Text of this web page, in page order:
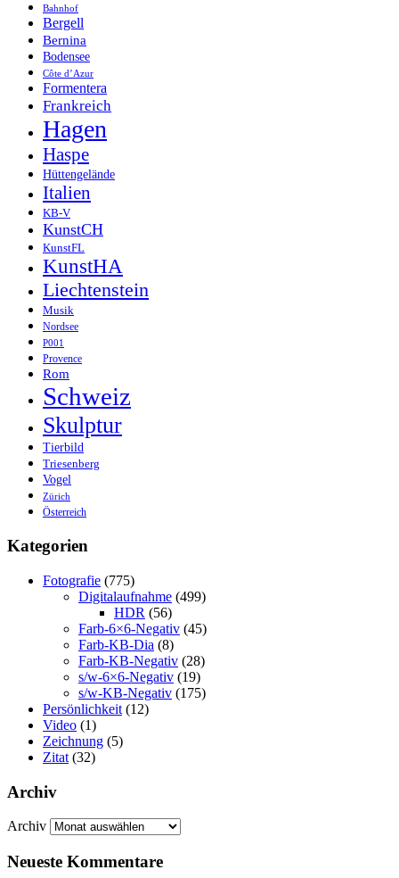
Bahnhof
Bergell
Bernina
Bodensee
Côte d’Azur
Formentera
Frankreich
Hagen
Haspe
Hüttengelände
Italien
KB-V
KunstCH
KunstFL
KunstHA
Liechtenstein
Musik
Nordsee
P001
Provence
Rom
Schweiz
Skulptur
Tierbild
Triesenberg
Vogel
Zürich
Österreich
Kategorien
Fotografie (775)
Digitalaufnahme (499)
HDR (56)
Farb-6×6-Negativ (45)
Farb-KB-Dia (8)
Farb-KB-Negativ (28)
s/w-6×6-Negativ (19)
s/w-KB-Negativ (175)
Persönlichkeit (12)
Video (1)
Zeichnung (5)
Zitat (32)
Archiv
Archiv
Neueste Kommentare